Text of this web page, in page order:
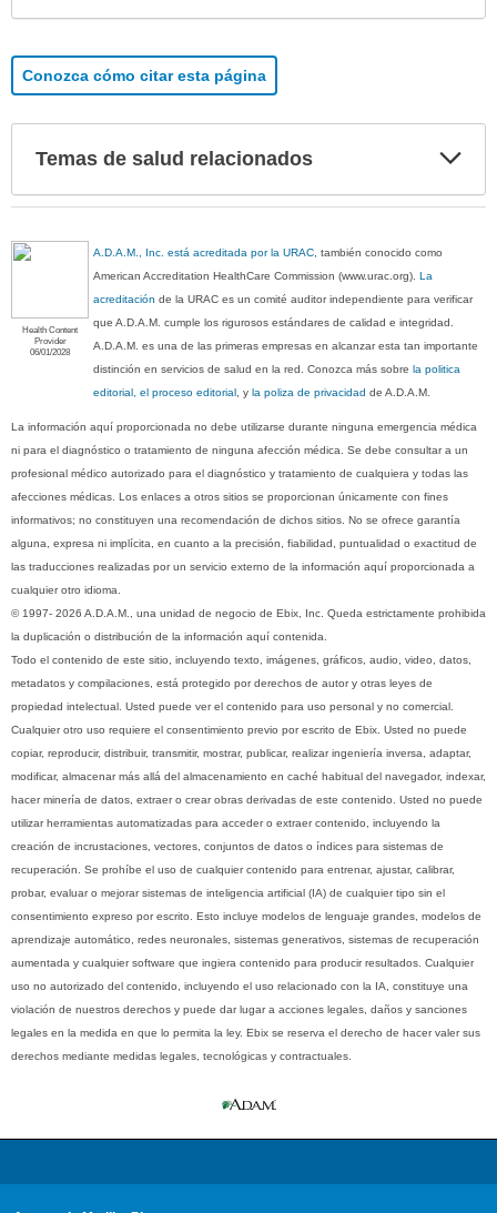
Conozca cómo citar esta página
Temas de salud relacionados
Health Content
Provider
06/01/2028
A.D.A.M., Inc. está acreditada por la URAC , también conocido como
American Accreditation HealthCare Commission (www.urac.org).La
acreditación de la URAC es un comité auditor independiente para verificar
que A.D.A.M. cumple los rigurosos estándares de calidad e integridad.
A.D.A.M. es una de las primeras empresas en alcanzar esta tan importante
distinción en servicios de salud en la red. Conozca más sobrela politica
editorial, el proceso editorial , yla poliza de privacidad de A.D.A.M.
La información aquí proporcionada no debe utilizarse durante ninguna emergencia médica
ni para el diagnóstico o tratamiento de ninguna afección médica. Se debe consultar a un
profesional médico autorizado para el diagnóstico y tratamiento de cualquiera y todas las
afecciones médicas. Los enlaces a otros sitios se proporcionan únicamente con fines
informativos; no constituyen una recomendación de dichos sitios. No se ofrece garantía
alguna, expresa ni implícita, en cuanto a la precisión, fiabilidad, puntualidad o exactitud de
las traducciones realizadas por un servicio externo de la información aquí proporcionada a
cualquier otro idioma.
© 1997- 2026 A.D.A.M., una unidad de negocio de Ebix, Inc. Queda estrictamente prohibida
la duplicación o distribución de la información aquí contenida.
Todo el contenido de este sitio, incluyendo texto, imágenes, gráficos, audio, video, datos,
metadatos y compilaciones, está protegido por derechos de autor y otras leyes de
propiedad intelectual. Usted puede ver el contenido para uso personal y no comercial.
Cualquier otro uso requiere el consentimiento previo por escrito de Ebix. Usted no puede
copiar, reproducir, distribuir, transmitir, mostrar, publicar, realizar ingeniería inversa, adaptar,
modificar, almacenar más allá del almacenamiento en caché habitual del navegador, indexar,
hacer minería de datos, extraer o crear obras derivadas de este contenido. Usted no puede
utilizar herramientas automatizadas para acceder o extraer contenido, incluyendo la
creación de incrustaciones, vectores, conjuntos de datos o índices para sistemas de
recuperación. Se prohíbe el uso de cualquier contenido para entrenar, ajustar, calibrar,
probar, evaluar o mejorar sistemas de inteligencia artificial (IA) de cualquier tipo sin el
consentimiento expreso por escrito. Esto incluye modelos de lenguaje grandes, modelos de
aprendizaje automático, redes neuronales, sistemas generativos, sistemas de recuperación
aumentada y cualquier software que ingiera contenido para producir resultados. Cualquier
uso no autorizado del contenido, incluyendo el uso relacionado con la IA, constituye una
violación de nuestros derechos y puede dar lugar a acciones legales, daños y sanciones
legales en la medida en que lo permita la ley. Ebix se reserva el derecho de hacer valer sus
derechos mediante medidas legales, tecnológicas y contractuales.